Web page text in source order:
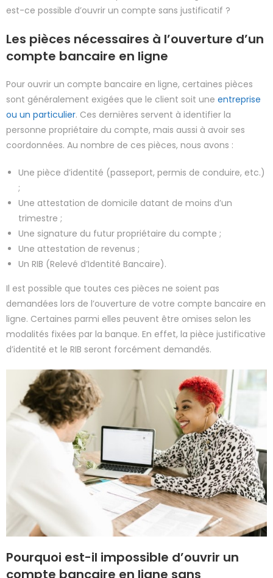
est-ce possible d’ouvrir un compte sans justificatif ?
Les pièces nécessaires à l’ouverture d’un
compte bancaire en ligne
Pour ouvrir un compte bancaire en ligne, certaines pièces
sont généralement exigées que le client soit une entreprise
ou un particulier. Ces dernières servent à identifier la
personne propriétaire du compte, mais aussi à avoir ses
coordonnées. Au nombre de ces pièces, nous avons :
Une pièce d’identité (passeport, permis de conduire, etc.)
;
Une attestation de domicile datant de moins d’un
trimestre ;
Une signature du futur propriétaire du compte ;
Une attestation de revenus ;
Un RIB (Relevé d’Identité Bancaire).
Il est possible que toutes ces pièces ne soient pas
demandées lors de l’ouverture de votre compte bancaire en
ligne. Certaines parmi elles peuvent être omises selon les
modalités fixées par la banque. En effet, la pièce justificative
d’identité et le RIB seront forcément demandés.
Pourquoi est-il impossible d’ouvrir un
compte bancaire en ligne sans